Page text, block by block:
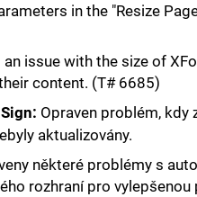
in the "Resize
an issue with the size of
content. (T# 6685)
Opraven problém, kdy
aktualizovány.
některé problémy s
rozhraní pro vylepšenou